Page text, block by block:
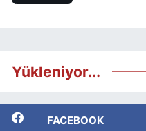
Yükleniyor...
FACEBOOK